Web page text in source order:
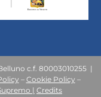
c.f. 80003010255 |
– Cookie Policy –
| Credits